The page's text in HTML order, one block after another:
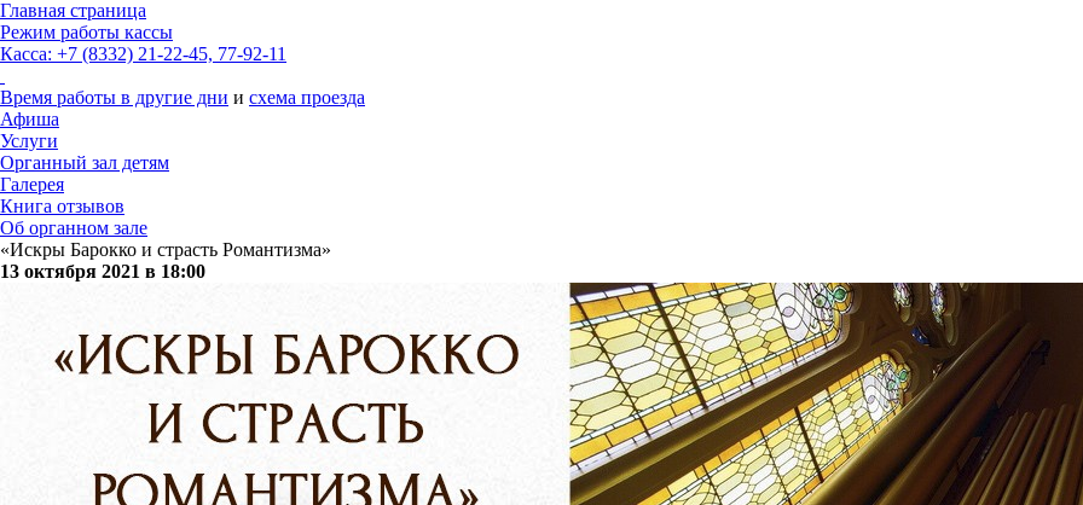
Главная страница
Режим работы кассы
Касса: +7 (8332) 21-22-45, 77-92-11
Время работы в другие дни и схема проезда
Афиша
Услуги
Органный зал детям
Галерея
Книга отзывов
Об органном зале
«Искры Барокко и страсть Романтизма»
13 октября 2021 в 18:00